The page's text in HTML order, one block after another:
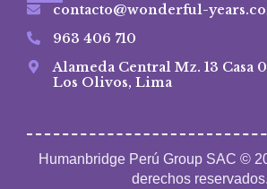
contacto@wonderful-
963 406 710
Alameda Central Mz. 13 Casa
Los Olivos, Lima
Humanbridge Perú Group SAC ©
derechos reservados.